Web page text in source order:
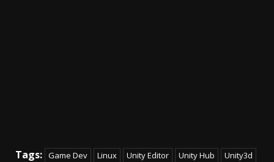
Tags: Game Dev Linux Unity Editor Unity Hub Unity3d